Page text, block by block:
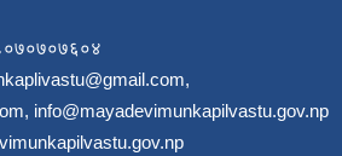
,
, info@mayadevimunkapilvastu.gov.np